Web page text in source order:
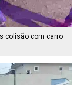
colisão com carro